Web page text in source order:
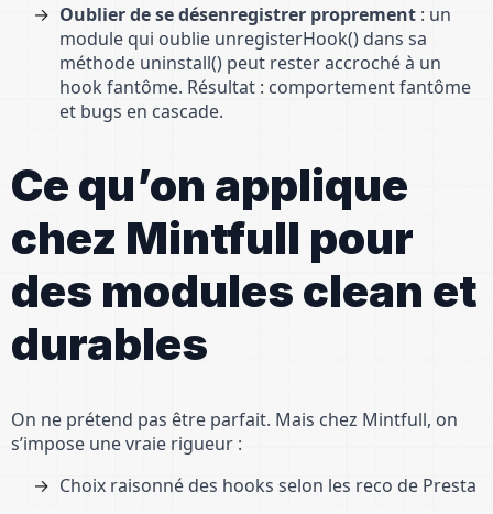
Oublier de se désenregistrer proprement : un
module qui oublie unregisterHook() dans sa
méthode uninstall() peut rester accroché à un
hook fantôme. Résultat : comportement fantôme
et bugs en cascade.
Ce qu’on applique
chez Mintfull pour
des modules clean et
durables
On ne prétend pas être parfait. Mais chez Mintfull, on
s’impose une vraie rigueur :
Choix raisonné des hooks selon les reco de Presta